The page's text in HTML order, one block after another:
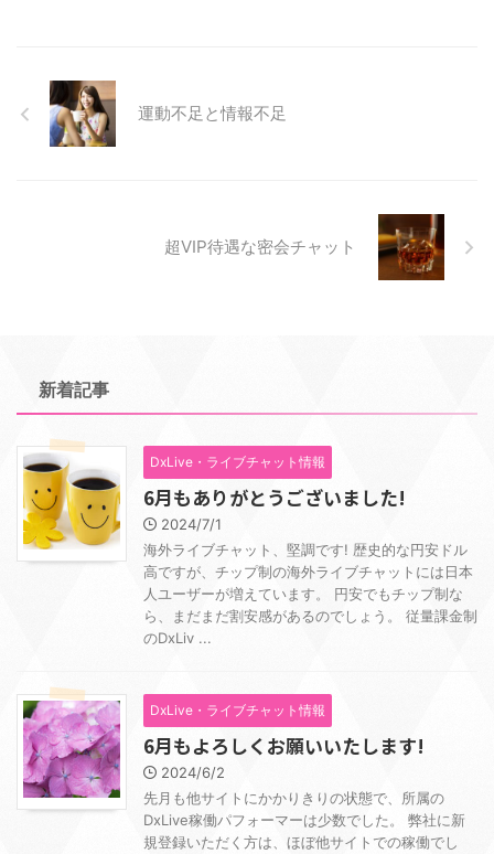
運動不足と情報不足
超VIP待遇な密会チャット
新着記事
DxLive・ライブチャット情報
6月もありがとうございました!
2024/7/1
海外ライブチャット、堅調です! 歴史的な円安ドル
高ですが、チップ制の海外ライブチャットには日本
人ユーザーが増えています。 円安でもチップ制な
ら、まだまだ割安感があるのでしょう。 従量課金制
のDxLiv ...
DxLive・ライブチャット情報
6月もよろしくお願いいたします!
2024/6/2
先月も他サイトにかかりきりの状態で、所属の
DxLive稼働パフォーマーは少数でした。 弊社に新
規登録いただく方は、ほぼ他サイトでの稼働でし